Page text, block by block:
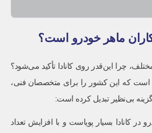
ماهر خودرو است؟
چرا این‌قدر روی کانادا تأکید می‌شود؟
است که این کشور را برای متخصصان فنی،
بی‌نظیر تبدیل کرده است:
در کانادا بسیار پویاست و با افزایش تعداد